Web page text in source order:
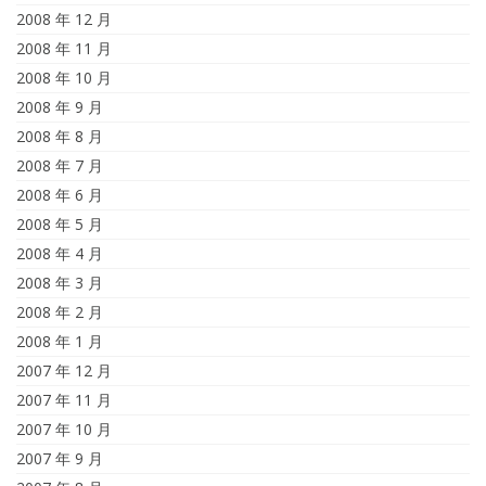
2008 年 12 月
2008 年 11 月
2008 年 10 月
2008 年 9 月
2008 年 8 月
2008 年 7 月
2008 年 6 月
2008 年 5 月
2008 年 4 月
2008 年 3 月
2008 年 2 月
2008 年 1 月
2007 年 12 月
2007 年 11 月
2007 年 10 月
2007 年 9 月